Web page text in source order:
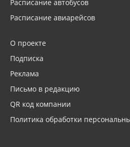
Расписание автобусов
Расписание авиарейсов
О проекте
Подписка
Реклама
Письмо в редакцию
QR код компании
Политика обработки